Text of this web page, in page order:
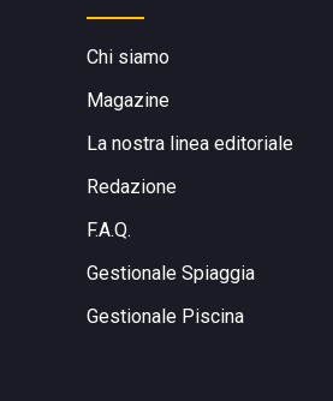
Chi siamo
Magazine
La nostra linea editoriale
Redazione
F.A.Q.
Gestionale Spiaggia
Gestionale Piscina